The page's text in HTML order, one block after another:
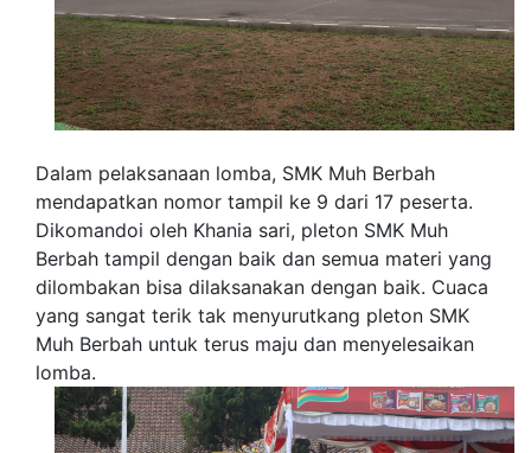
Dalam pelaksanaan lomba, SMK Muh Berbah
mendapatkan nomor tampil ke 9 dari 17 peserta.
Dikomandoi oleh Khania sari, pleton SMK Muh
Berbah tampil dengan baik dan semua materi yang
dilombakan bisa dilaksanakan dengan baik. Cuaca
yang sangat terik tak menyurutkang pleton SMK
Muh Berbah untuk terus maju dan menyelesaikan
lomba.